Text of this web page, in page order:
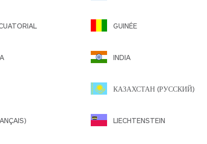
GUINÉE
INDIA
КАЗАХСТАН (РУССКИЙ)
LIECHTENSTEIN